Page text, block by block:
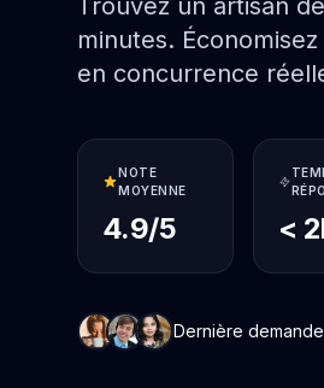
Trouvez un artisan
minutes.
en concurrence
NOTE
MOYENNE
4.9/5 <
Dernière